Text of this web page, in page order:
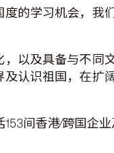
的学习机会，我
以及具备与不同
认识祖国，在扩
间香港∕跨国企业